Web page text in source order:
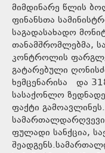
მიმდინარე წლის
ფინანსთა
საგადასახადო
თანამშრომლებმა,
კონტროლის
გატარებული
ხემცენარისა და
სასაქონლო
ფაქტი
ფულადი სანქცია,